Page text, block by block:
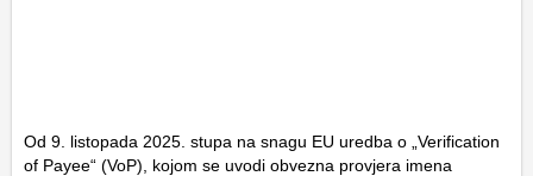
Od 9. listopada 2025. stupa na snagu EU uredba o „Verification
of Payee“ (VoP), kojom se uvodi obvezna provjera imena